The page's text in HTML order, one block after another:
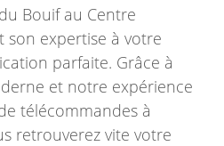
Bouif au Centre
son expertise à votre
parfaite. Grâce à
et notre expérience
télécommandes à
retrouverez vite votre